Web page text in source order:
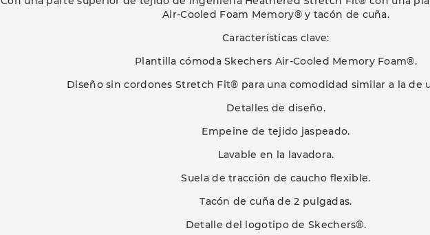
Air-Cooled Foam Memory® y tacón de cuña.
Características clave:
Plantilla cómoda Skechers Air-Cooled Memory Foam®.
Diseño sin cordones Stretch Fit® para una comodidad similar a la de
Detalles de diseño.
Empeine de tejido jaspeado.
Lavable en la lavadora.
Suela de tracción de caucho flexible.
Tacón de cuña de 2 pulgadas.
Detalle del logotipo de Skechers®.